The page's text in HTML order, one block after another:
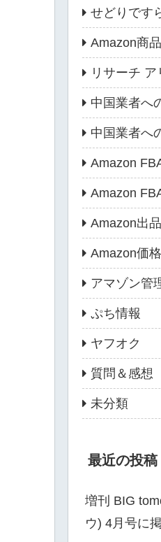
せどりです
Amazon商
リサーチ ア
中国業者へ
中国業者へ
Amazon
Amazon
Amazon出
Amazon価
アマゾン管
ぷち情報
ヤフオク
質問＆感想
未分類
最近の投稿
増刊 BIG
ウ) 4月号に